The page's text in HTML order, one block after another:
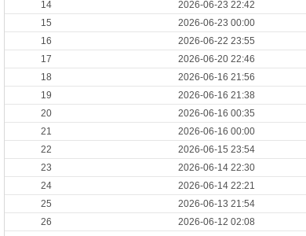
14
2026-06-23 22:42
15
2026-06-23 00:00
16
2026-06-22 23:55
17
2026-06-20 22:46
18
2026-06-16 21:56
19
2026-06-16 21:38
20
2026-06-16 00:35
21
2026-06-16 00:00
22
2026-06-15 23:54
23
2026-06-14 22:30
24
2026-06-14 22:21
25
2026-06-13 21:54
26
2026-06-12 02:08